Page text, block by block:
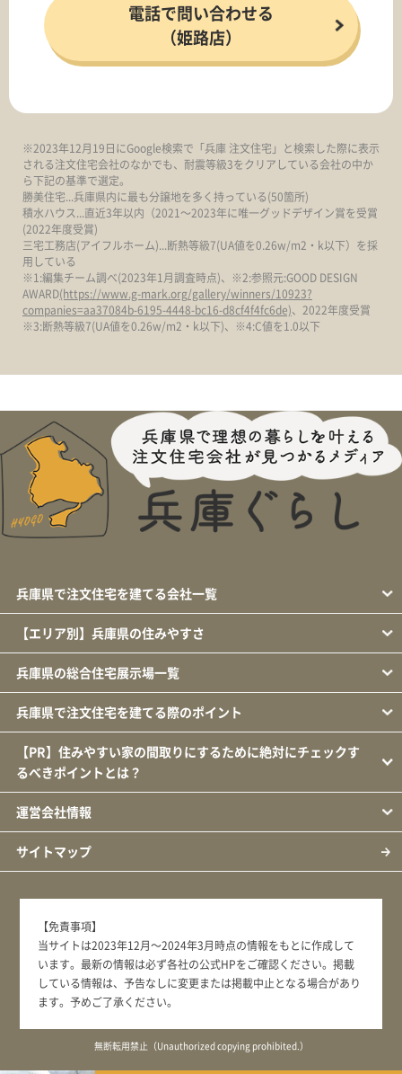
電話で問い合わせる
（姫路店）
※2023年12月19日にGoogle検索で「兵庫 注文住宅」と検索した際に表示
される注文住宅会社のなかでも、耐震等級3をクリアしている会社の中か
ら下記の基準で選定。
勝美住宅...兵庫県内に最も分譲地を多く持っている(50箇所)
積水ハウス...直近3年以内（2021～2023年に唯一グッドデザイン賞を受賞
(2022年度受賞)
三宅工務店(アイフルホーム)...断熱等級7(UA値を0.26w/m2・k以下）を採
用している
※1:編集チーム調べ(2023年1月調査時点)、※2:参照元:GOOD DESIGN
AWARD(https://www.g-mark.org/gallery/winners/10923?
companies=aa37084b-6195-4448-bc16-d8cf4f4fc6de)、2022年度受賞
※3:断熱等級7(UA値を0.26w/m2・k以下)、※4:C値を1.0以下
兵庫県で注文住宅を建てる会社一覧
【エリア別】兵庫県の住みやすさ
兵庫県の総合住宅展示場一覧
兵庫県で注文住宅を建てる際のポイント
【PR】住みやすい家の間取りにするために絶対にチェックす
るべきポイントとは？
運営会社情報
サイトマップ
【免責事項】
当サイトは2023年12月～2024年3月時点の情報をもとに作成して
います。最新の情報は必ず各社の公式HPをご確認ください。掲載
している情報は、予告なしに変更または掲載中止となる場合があり
ます。予めご了承ください。
無断転用禁止（Unauthorized copying prohibited.）